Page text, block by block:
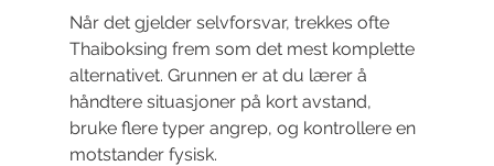
Når det gjelder selvforsvar, trekkes ofte
Thaiboksing frem som det mest komplette
alternativet. Grunnen er at du lærer å
håndtere situasjoner på kort avstand,
bruke flere typer angrep, og kontrollere en
motstander fysisk.